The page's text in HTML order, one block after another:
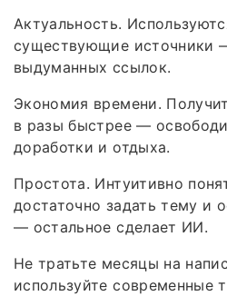
Актуальность.
существующие источники
выдуманных ссылок.
Экономия времени.
в разы быстрее —
доработки и отдыха.
Простота. Интуитивно
достаточно задать тему и
— остальное сделает ИИ.
Не тратьте месяцы на
используйте современные